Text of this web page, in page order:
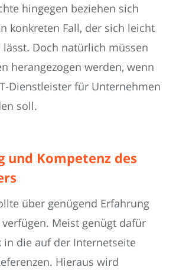
hingegen beziehen sich
konkreten Fall, der sich leicht
Doch natürlich müssen
herangezogen werden, wenn
Dienstleister für Unternehmen
soll.
und Kompetenz des
über genügend Erfahrung
Meist genügt dafür
in die auf der Internetseite
Hieraus wird